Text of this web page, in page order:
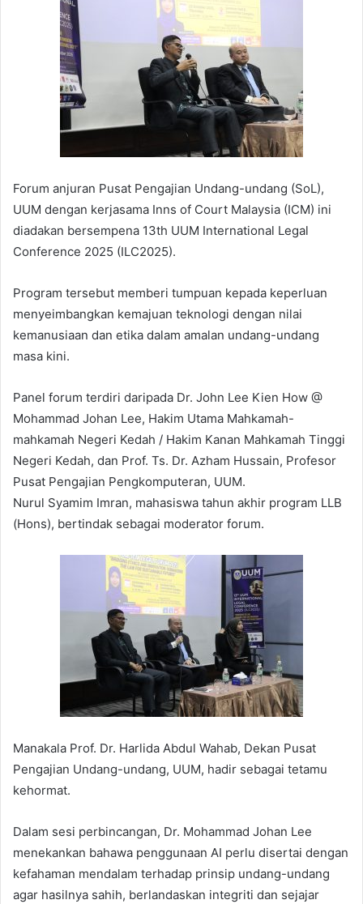
Forum anjuran Pusat Pengajian Undang-undang (SoL),
UUM dengan kerjasama Inns of Court Malaysia (ICM) ini
diadakan bersempena 13th UUM International Legal
Conference 2025 (ILC2025).
Program tersebut memberi tumpuan kepada keperluan
menyeimbangkan kemajuan teknologi dengan nilai
kemanusiaan dan etika dalam amalan undang-undang
masa kini.
Panel forum terdiri daripada Dr. John Lee Kien How @
Mohammad Johan Lee, Hakim Utama Mahkamah-
mahkamah Negeri Kedah / Hakim Kanan Mahkamah Tinggi
Negeri Kedah, dan Prof. Ts. Dr. Azham Hussain, Profesor
Pusat Pengajian Pengkomputeran, UUM.
Nurul Syamim Imran, mahasiswa tahun akhir program LLB
(Hons), bertindak sebagai moderator forum.
Manakala Prof. Dr. Harlida Abdul Wahab, Dekan Pusat
Pengajian Undang-undang, UUM, hadir sebagai tetamu
kehormat.
Dalam sesi perbincangan, Dr. Mohammad Johan Lee
menekankan bahawa penggunaan AI perlu disertai dengan
kefahaman mendalam terhadap prinsip undang-undang
agar hasilnya sahih, berlandaskan integriti dan sejajar